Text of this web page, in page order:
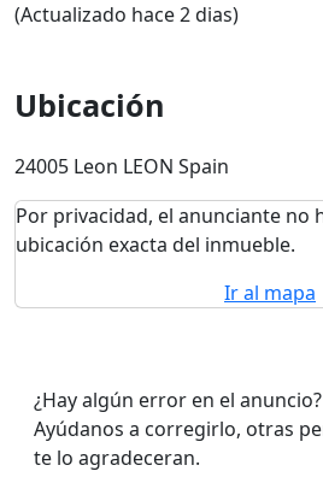
(Actualizado hace 2 dias)
Ubicación
24005 Leon LEON Spain
Por privacidad, el anunciante no
ubicación exacta del inmueble.
Ir al mapa
¿Hay algún error en el anuncio?
Ayúdanos a corregirlo, otras
te lo agradeceran.